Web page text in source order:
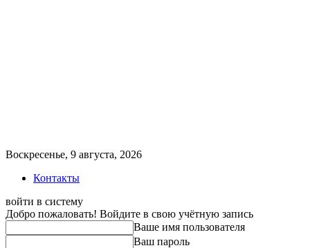
Воскресенье, 9 августа, 2026
Контакты
войти в систему
Добро пожаловать! Войдите в свою учётную запись
Ваше имя пользователя
Ваш пароль